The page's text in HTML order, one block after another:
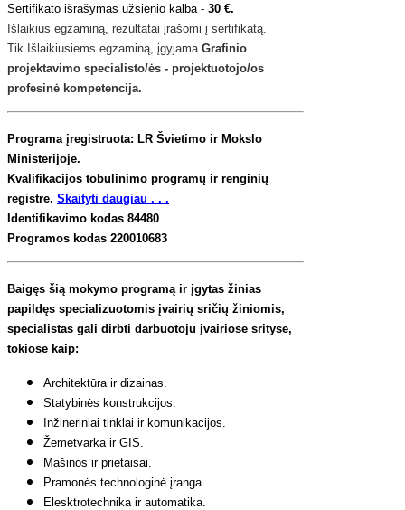
Sertifikato išrašymas užsienio kalba - 30 €.
Išlaikius egzaminą, rezultatai įrašomi į sertifikatą.
Tik Išlaikiusiems egzaminą, įgyjama Grafinio
projektavimo specialisto/ės - projektuotojo/os
profesinė kompetencija.
Programa įregistruota: LR Švietimo ir Mokslo
Ministerijoje.
Kvalifikacijos tobulinimo programų ir renginių
registre. Skaityti daugiau . . .
Identifikavimo kodas 84480
Programos kodas 220010683
Baigęs šią mokymo programą ir įgytas žinias
papildęs specializuotomis įvairių sričių žiniomis,
specialistas gali dirbti darbuotoju įvairiose srityse,
tokiose kaip:
Architektūra ir dizainas.
Statybinės konstrukcijos.
Inžineriniai tinklai ir komunikacijos.
Žemėtvarka ir GIS.
Mašinos ir prietaisai.
Pramonės technologinė įranga.
Elesktrotechnika ir automatika.